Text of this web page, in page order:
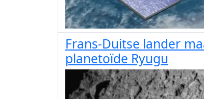
Frans-Duitse lander
planetoïde Ryugu